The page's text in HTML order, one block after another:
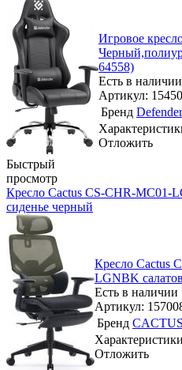
Быстрый
просмотр
Игровое
64558)
Есть в наличии
Артикул:
Бренд Defender
Отложить
Кресло Cactus CS-CHR-MC01-
сиденье черный
Кресло Cactus
LGNBK
Есть в наличии
Артикул:
Бренд CACTUS
Характеристики
Отложить